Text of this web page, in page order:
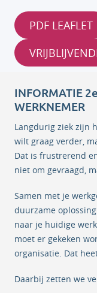
PDF LEAFLET
INFORMATIE
WERKNEMER
Langdurig ziek zijn
wilt graag verder,
Dat is frustrerend
niet om gevraagd,
Samen met je
duurzame
naar je huidige
moet er gekeken
organisatie. Dat
Daarbij zetten we